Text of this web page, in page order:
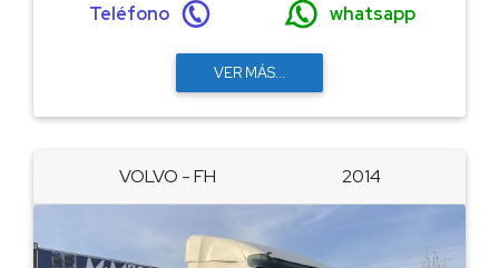
Teléfono whatsapp
VER MÁS...
VOLVO - FH 2014